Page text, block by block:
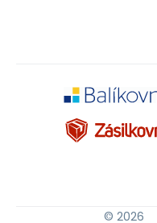
© 2026